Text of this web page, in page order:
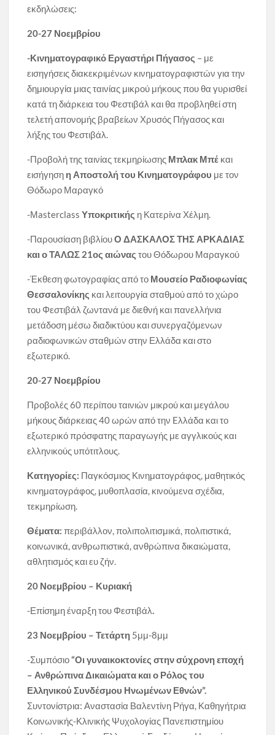
εκδηλώσεις:
20-27 Νοεμβρίου
-Κινηματογραφικό Εργαστήρι Πήγασος – με
εισηγήσεις διακεκριμένων κινηματογραφιστών για την
δημιουργία μιας ταινίας μικρού μήκους που θα γυρισθεί
κατά τη διάρκεια του Φεστιβάλ και θα προβληθεί στη
τελετή απονομής βραβείων Χρυσός Πήγασος και
λήξης του Φεστιβάλ.
-Προβολή της ταινίας τεκμηρίωσης Μπλακ Μπέ και
εισήγηση η Αποστολή του Κινηματογράφου με τον
Θόδωρο Μαραγκό
-ΜasterclassΥποκριτικής η Κατερίνα Χέλμη.
-Παρουσίαση βιβλίουΟ ΔΑΣΚΑΛΟΣ ΤΗΣ ΑΡΚΑΔΙΑΣ
και ο ΤΑΛΩΣ 21ος αιώνας του Θόδωρου Μαραγκού
-Έκθεση φωτογραφίας από το Μουσείο Ραδιοφωνίας
Θεσσαλονίκης και λειτουργία σταθμού από το χώρο
του Φεστιβάλ ζωντανά με διεθνή και πανελλήνια
μετάδοση μέσω διαδικτύου και συνεργαζόμενων
ραδιοφωνικών σταθμών στην Ελλάδα και στο
εξωτερικό.
20-27 Νοεμβρίου
Προβολές 60 περίπου ταινιών μικρού και μεγάλου
μήκους διάρκειας 40 ωρών από την Eλλάδα και το
εξωτερικό πρόσφατης παραγωγής με αγγλικούς και
ελληνικούς υπότιτλους.
Κατηγορίες: Παγκόσμιος Κινηματογράφος, μαθητικός
κινηματογράφος, μυθοπλασία, κινούμενα σχέδια,
τεκμηρίωση.
Θέματα:περιβάλλον, πολιπολιτισμικά, πολιτιστικά,
κοινωνικά, ανθρωπιστικά, ανθρώπινα δικαιώματα,
αθλητισμός και ευ ζήν.
20 Νοεμβρίου – Κυριακή
-Επίσημη έναρξη του Φεστιβάλ.
23 Νοεμβρίου – Τετάρτη 5μμ-8μμ
-Συμπόσιο“Οι γυναικοκτονίες στην σύχρονηεποχή
– Ανθρώπινα Δικαιώματα και ο Ρόλος του
Ελληνικού Συνδέσμου Ηνωμένων Εθνών”.
Συντονίστρια: Αναστασία Βαλεντίνη Ρήγα, Καθηγήτρια
Κοινωνικής-Κλινικής Ψυχολογίας Πανεπιστημίου